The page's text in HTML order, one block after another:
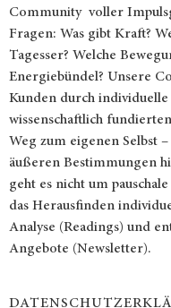
Community voller
Fragen: Was gibt Kraft?
Tagesser? Welche
Energiebündel? Unsere
Kunden durch
wissenschaftlich
Weg zum eigenen Selbst
äußeren Bestimmungen
geht es nicht um
das Herausfinden
Analyse (Readings) und
Angebote (Newsletter).